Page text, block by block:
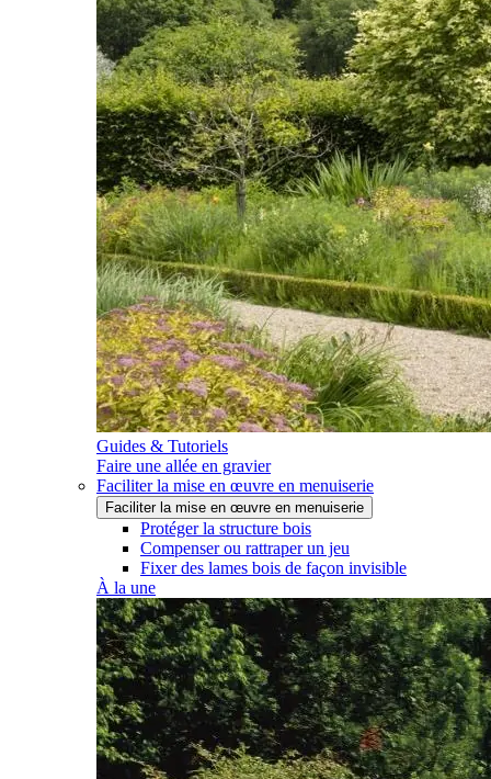
Guides & Tutoriels
Faire une allée en gravier
Faciliter la mise en œuvre en menuiserie
Faciliter la mise en œuvre en menuiserie
Protéger la structure bois
Compenser ou rattraper un jeu
Fixer des lames bois de façon invisible
À la une